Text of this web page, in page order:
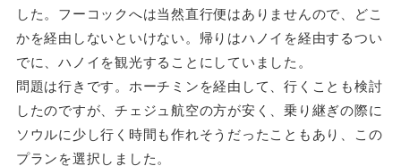
した。フーコックへは当然直行便はありませんので、どこ
かを経由しないといけない。帰りはハノイを経由するつい
でに、ハノイを観光することにしていました。
問題は行きです。ホーチミンを経由して、行くことも検討
したのですが、チェジュ航空の方が安く、乗り継ぎの際に
ソウルに少し行く時間も作れそうだったこともあり、この
プランを選択しました。